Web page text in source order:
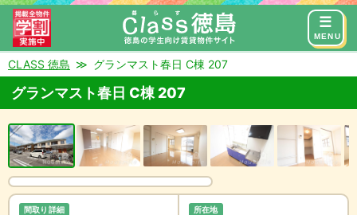
MENU
来店予約 お問い合わせ
CLASS 徳島 グランマスト春日 C棟 207
グランマスト春日 C棟 207
間取り詳細 所在地